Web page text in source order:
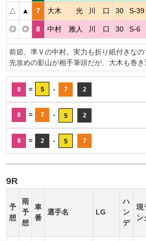
△ ▲ 7 大木 光 川 口 30 S-39
◎ ◎ 8 中村 雅人 川 口 30 S-6
前節、準Ｖの中村。実力も折り紙付きな
先攻めの影山が相手筆頭だが、大木も巻き
8 = 5 - 7 2
8 = 7 - 5 2
8 = 2 - 5 7
9R
予
想
雨
予
想
車
番
選手名 LG
ハ
ン
デ
現
ン